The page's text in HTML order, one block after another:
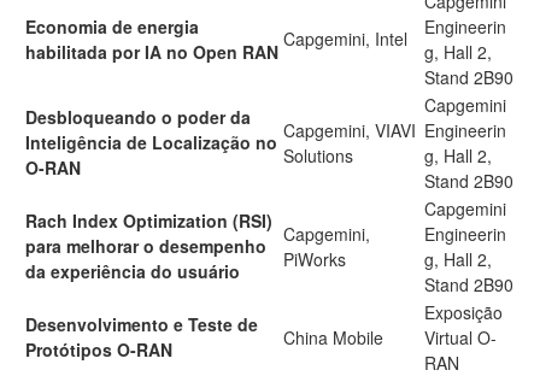
Economia de energia
habilitada por IA no Open RAN
Capgemini, Intel
Engineerin
g, Hall 2,
Stand 2B90
Desbloqueando o poder da
Inteligência de Localização no
O-RAN
Capgemini, VIAVI
Solutions
Capgemini
Engineerin
g, Hall 2,
Stand 2B90
Rach Index Optimization (RSI)
para melhorar o desempenho
da experiência do usuário
Capgemini,
PiWorks
Capgemini
Engineerin
g, Hall 2,
Stand 2B90
Desenvolvimento e Teste de
Protótipos O-RAN
China Mobile
Exposição
Virtual O-
RAN